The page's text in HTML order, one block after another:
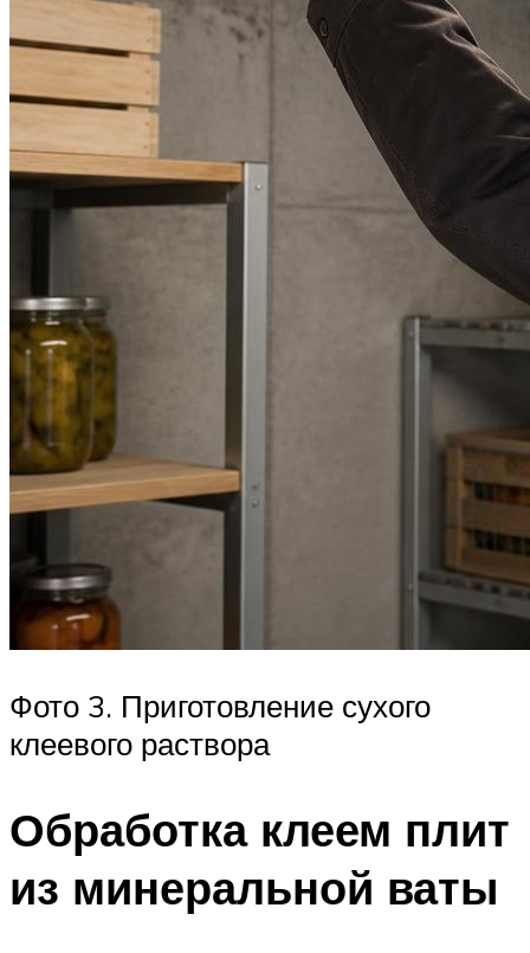
Фото 3. Приготовление сухого
клеевого раствора
Обработка клеем плит
из минеральной ваты